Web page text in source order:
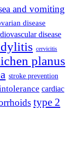
and vomiting
disease
disease
cervicitis
planus
stroke prevention
cardiac
type 2